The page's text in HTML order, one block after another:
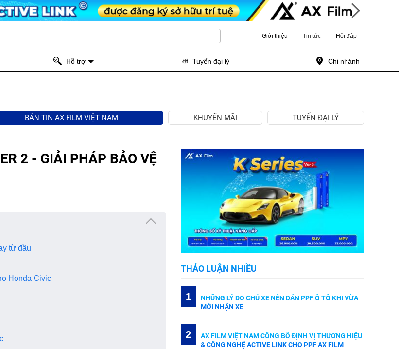
Giới thiệu Tin tức Hỏi đáp
Hỗ trợ Tuyển đại lý Chi nhánh
BẢN TIN AX FILM VIỆT NAM KHUYẾN MÃI TUYỂN ĐẠI LÝ
2 - GIẢI PHÁP BẢO VỆ
từ đầu
Honda Civic
THẢO LUẬN NHIỀU
1
NHỮNG LÝ DO CHỦ XE NÊN DÁN PPF Ô TÔ KHI VỪA
MỚI NHẬN XE
2
AX FILM VIỆT NAM CÔNG BỐ ĐỊNH VỊ THƯƠNG HIỆU
& CÔNG NGHỆ ACTIVE LINK CHO PPF AX FILM